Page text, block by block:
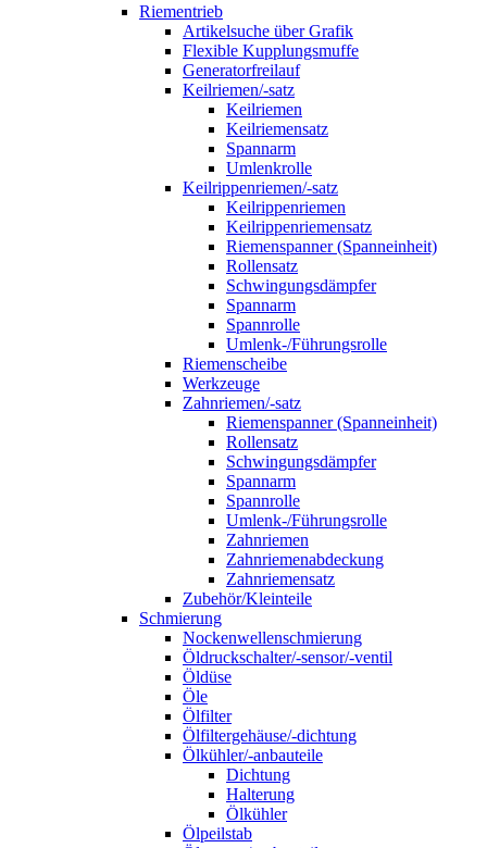
Riementrieb
Artikelsuche über Grafik
Flexible Kupplungsmuffe
Generatorfreilauf
Keilriemen/-satz
Keilriemen
Keilriemensatz
Spannarm
Umlenkrolle
Keilrippenriemen/-satz
Keilrippenriemen
Keilrippenriemensatz
Riemenspanner (Spanneinheit)
Rollensatz
Schwingungsdämpfer
Spannarm
Spannrolle
Umlenk-/Führungsrolle
Riemenscheibe
Werkzeuge
Zahnriemen/-satz
Riemenspanner (Spanneinheit)
Rollensatz
Schwingungsdämpfer
Spannarm
Spannrolle
Umlenk-/Führungsrolle
Zahnriemen
Zahnriemenabdeckung
Zahnriemensatz
Zubehör/Kleinteile
Schmierung
Nockenwellenschmierung
Öldruckschalter/-sensor/-ventil
Öldüse
Öle
Ölfilter
Ölfiltergehäuse/-dichtung
Ölkühler/-anbauteile
Dichtung
Halterung
Ölkühler
Ölpeilstab